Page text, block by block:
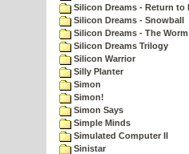
Silicon Dreams - Return to
Silicon Dreams - Snowball
Silicon Dreams - The
Silicon Dreams Trilogy
Silicon Warrior
Silly Planter
Simon
Simon!
Simon Says
Simple Minds
Simulated Computer II
Sinistar